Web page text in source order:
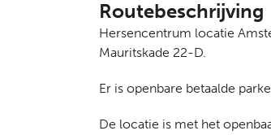
Routebeschrijving
Hersencentrum locatie
Mauritskade 22-D.
Er is openbare betaalde
De locatie is met het